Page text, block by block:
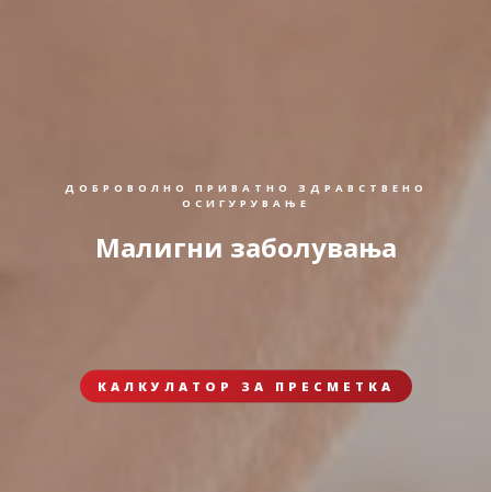
ДОБРОВОЛНО ПРИВАТНО ЗДРАВСТВЕНО
ОСИГУРУВАЊЕ
Малигни заболувања
КАЛКУЛАТОР ЗА ПРЕСМЕТКА